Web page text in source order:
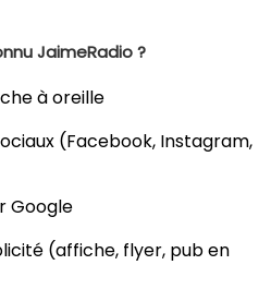
JaimeRadio ?
à oreille
(Facebook, Instagram,
Google
(affiche, flyer, pub en